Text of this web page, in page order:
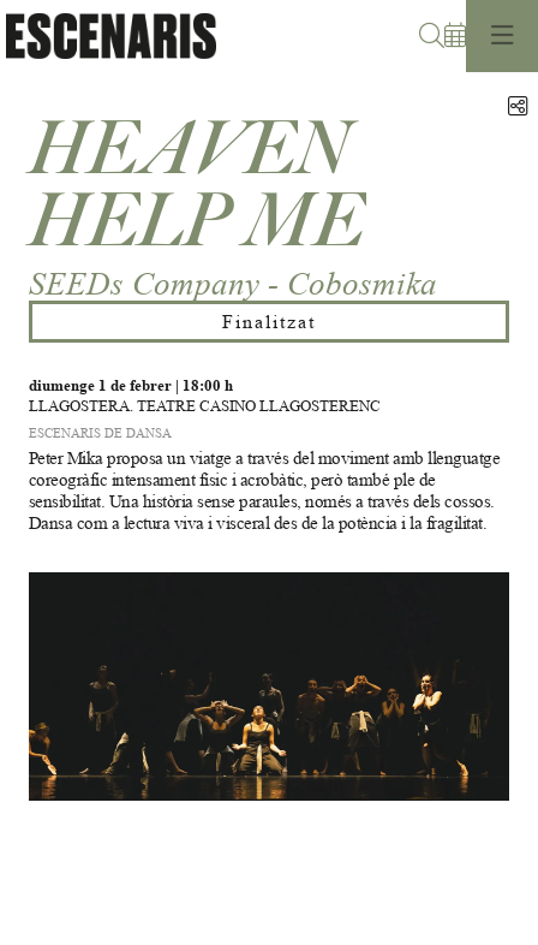
HEAVEN
HELP ME
SEEDs Company - Cobosmika
Finalitzat
diumenge 1 de febrer| 18:00 h
LLAGOSTERA. TEATRE CASINO LLAGOSTERENC
ESCENARIS DE DANSA
Peter Mika proposa un viatge a través del moviment amb llenguatge
coreogràfic intensament físic i acrobàtic, però també ple de
sensibilitat. Una història sense paraules, només a través dels cossos.
Dansa com a lectura viva i visceral des de la potència i la fragilitat.